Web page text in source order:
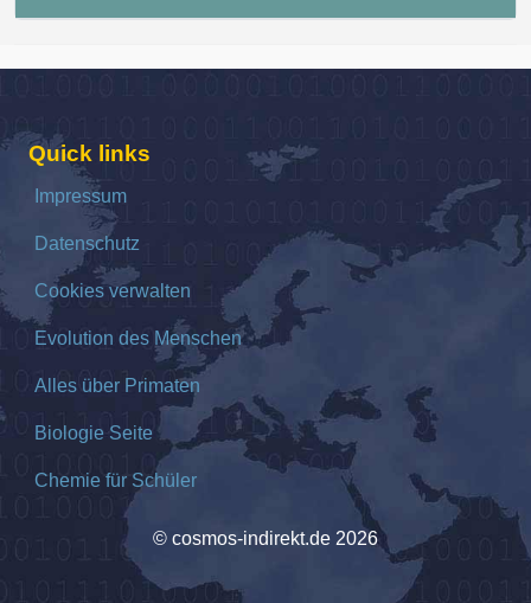
Quick links
Impressum
Datenschutz
Cookies verwalten
Evolution des Menschen
Alles über Primaten
Biologie Seite
Chemie für Schüler
© cosmos-indirekt.de 2026